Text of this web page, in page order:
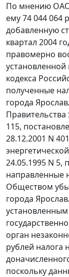
По мнению
ему 74 044 064
добавленную
квартал 2004
правомерно
установленной
кодекса
полученные
города
Правительства
115,
28.12.2001 N
24.05.1995 N 5,
направленные
Обществом
города
орган
рублей налога
поскольку